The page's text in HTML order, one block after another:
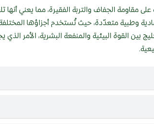
مقاومة الجفاف والتربة الفقيرة، مما يعني أنها
وطبية متعدّدة، حيث تُستخدم أجزاؤها
القوة البيئية والمنفعة البشرية، الأمر الذي